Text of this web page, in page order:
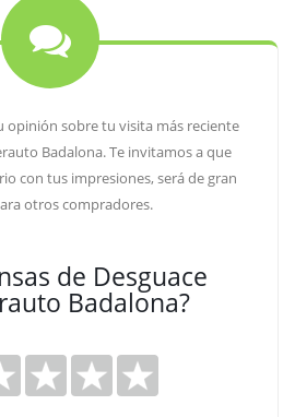
opinión sobre tu visita más reciente
Badalona. Te invitamos a que
con tus impresiones, será de gran
otros compradores.
de Desguace
Badalona?